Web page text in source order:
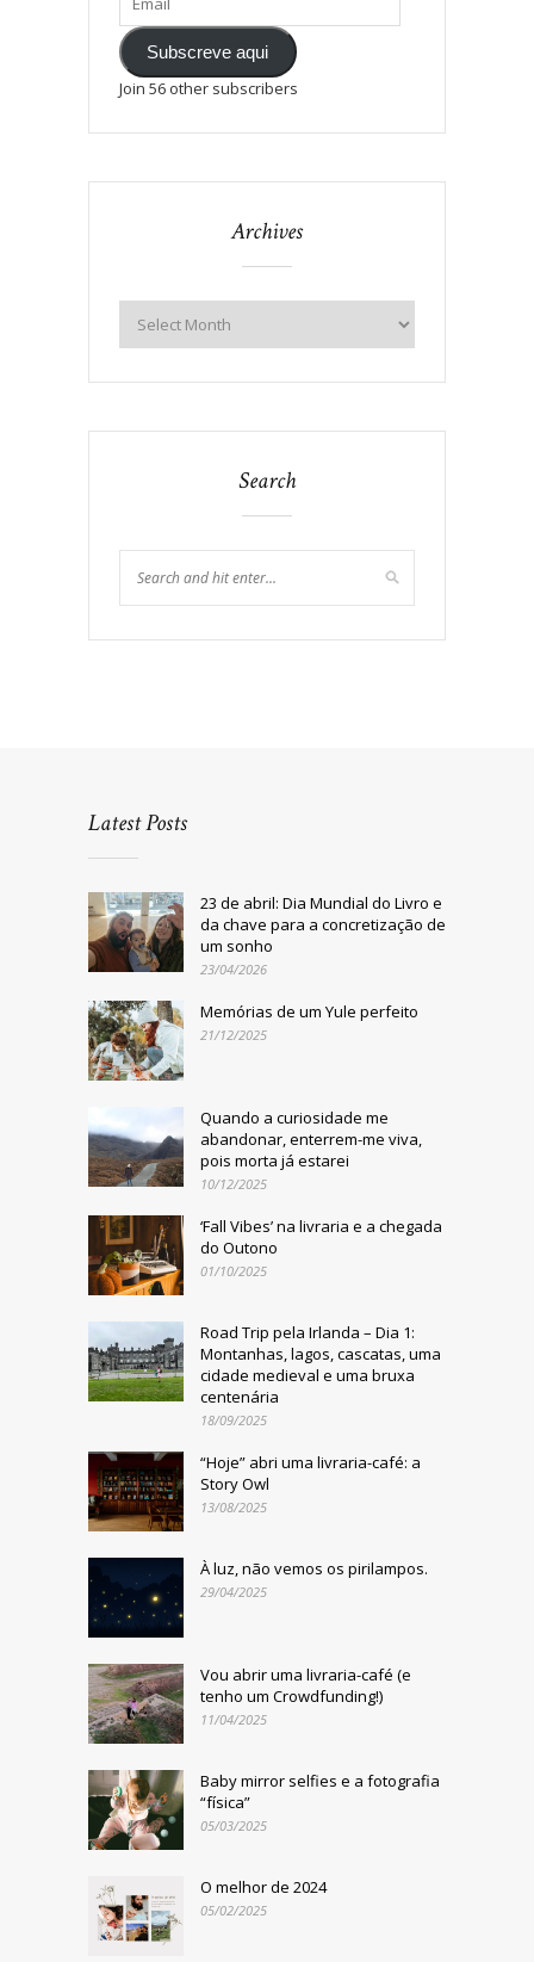
Subscreve aqui
Join 56 other subscribers
Archives
Search
Latest Posts
23 de abril: Dia Mundial do Livro e
da chave para a concretização de
um sonho
23/04/2026
Memórias de um Yule perfeito
21/12/2025
Quando a curiosidade me
abandonar, enterrem-me viva,
pois morta já estarei
10/12/2025
‘Fall Vibes’ na livraria e a chegada
do Outono
01/10/2025
Road Trip pela Irlanda – Dia 1:
Montanhas, lagos, cascatas, uma
cidade medieval e uma bruxa
centenária
18/09/2025
“Hoje” abri uma livraria-café: a
Story Owl
13/08/2025
À luz, não vemos os pirilampos.
29/04/2025
Vou abrir uma livraria-café (e
tenho um Crowdfunding!)
11/04/2025
Baby mirror selfies e a fotografia
“física”
05/03/2025
O melhor de 2024
05/02/2025